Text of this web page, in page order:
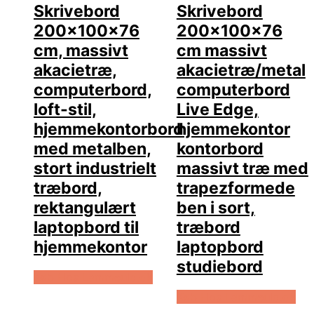
Skrivebord
200x100x76
cm, massivt
akacietræ,
computerbord,
loft-stil,
hjemmekontorbord
med metalben,
stort industrielt
træbord,
rektangulært
laptopbord til
hjemmekontor
Skrivebord
200x100x76
cm massivt
akacietræ/metal
computerbord
Live Edge,
hjemmekontor
kontorbord
massivt træ med
trapezformede
ben i sort,
træbord
laptopbord
studiebord